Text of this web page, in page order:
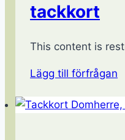
tackkort
This content is
Lägg till förfrågan